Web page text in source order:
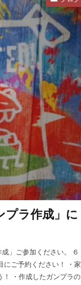
ラ作成」に
」ご参加ください。 ６
にご予約ください！ ・家
・作成したガンプラの